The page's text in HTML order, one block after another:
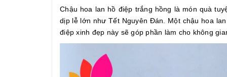
Chậu hoa lan hồ điệp trắng hồng là món quà
dịp lễ lớn như Tết Nguyên Đán. Một chậu hoa
điệp xinh đẹp này sẽ góp phần làm cho không